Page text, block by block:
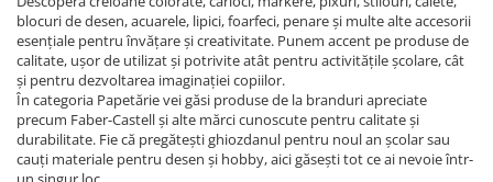
Birotică și organizare birou
Agrafe de birou
Benzi adezive
Capsatoare
Capse
Decapsatoare
Ghiozdane Gimnaziu și Liceu
blocuri de desen, acuarele, lipici, foarfeci, penare și multe alte accesorii
esențiale pentru învățare și creativitate. Punem accent pe produse de
calitate, ușor de utilizat și potrivite atât pentru activitățile școlare, cât
și pentru dezvoltarea imaginației copiilor.
În categoria Papetărie vei găsi produse de la branduri apreciate
precum Faber-Castell și alte mărci cunoscute pentru calitate și
durabilitate. Fie că pregătești ghiozdanul pentru noul an școlar sau
cauți materiale pentru desen și hobby, aici găsești tot ce ai nevoie într-